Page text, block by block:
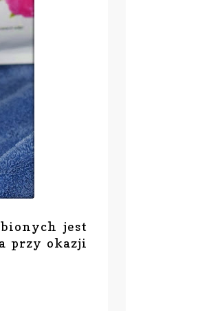
jest
przy okazji